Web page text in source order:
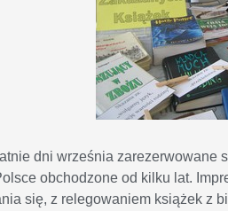
dni września zarezerwowane
obchodzone od kilku lat.
się, z relegowaniem książek z